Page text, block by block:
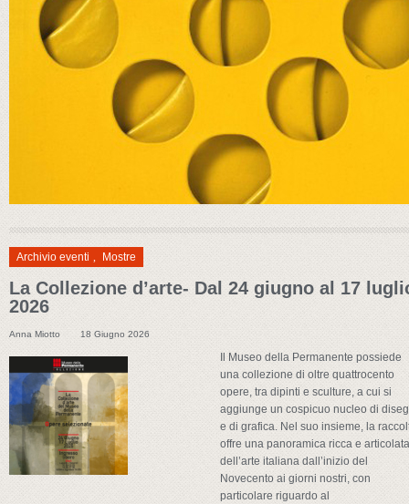
Archivio eventi , Mostre
La Collezione d’arte- Dal 24 giugno al 17
2026
Anna Miotto 18 Giugno 2026
Il Museo della Permanente possiede
una collezione di oltre quattrocento
opere, tra dipinti e sculture, a cui si
aggiunge un cospicuo nucleo di
e di grafica. Nel suo insieme, la
offre una panoramica ricca e
dell’arte italiana dall’inizio del
Novecento ai giorni nostri, con
particolare riguardo al